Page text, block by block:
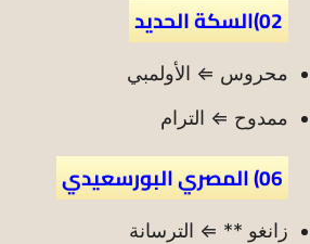
02)السكة الحديد
محروس ⇐ الأولمبي
ممدوح ⇐ الترام
06) المصري البورسعيدي
زانغو ** ⇐ الترسانة